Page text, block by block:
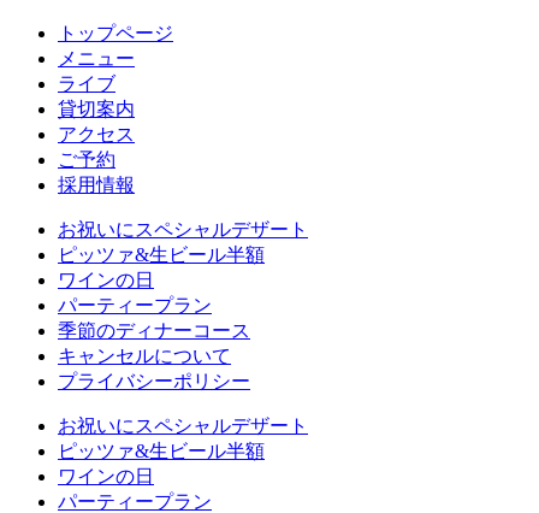
トップページ
メニュー
ライブ
貸切案内
アクセス
ご予約
採用情報
お祝いにスペシャルデザート
ピッツァ&生ビール半額
ワインの日
パーティープラン
季節のディナーコース
キャンセルについて
プライバシーポリシー
お祝いにスペシャルデザート
ピッツァ&生ビール半額
ワインの日
パーティープラン